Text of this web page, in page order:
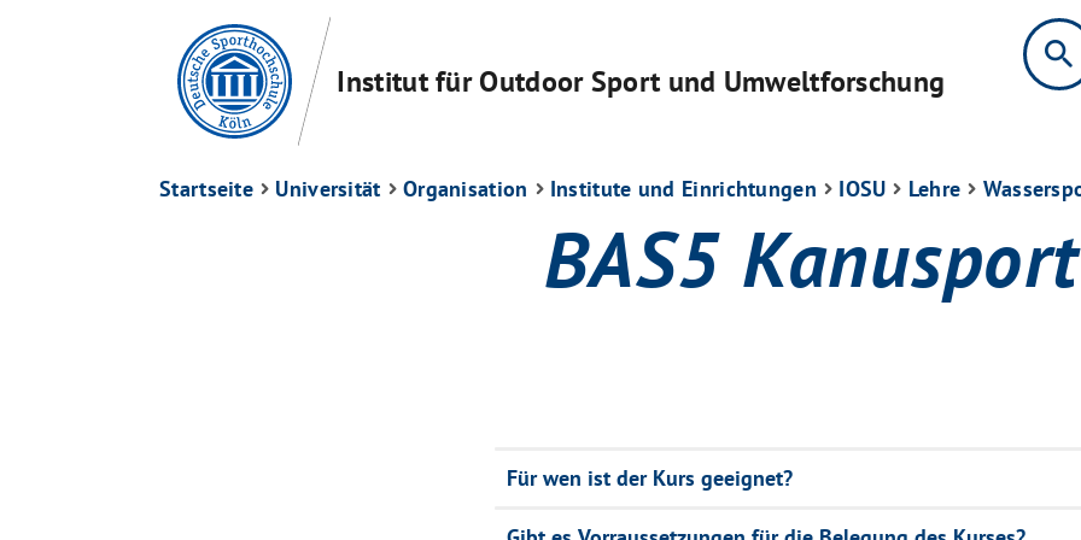
Institut für Outdoor Sport und Umweltforschung
search
Startseite Universität Organisation Institute und Einrichtungen IOSU Lehre
BAS5 Kanusport
Für wen ist der Kurs geeignet?